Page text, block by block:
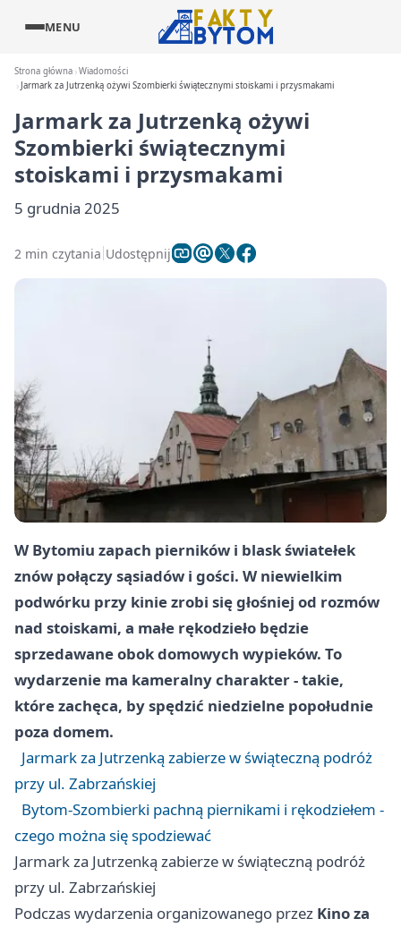
MENU
Strona główna Wiadomości
Jarmark za Jutrzenką ożywi Szombierki świątecznymi stoiskami i przysmakami
Jarmark za Jutrzenką ożywi
Szombierki świątecznymi
stoiskami i przysmakami
5 grudnia 2025
2 min czytania Udostępnij
W Bytomiu zapach pierników i blask światełek
znów połączy sąsiadów i gości. W niewielkim
podwórku przy kinie zrobi się głośniej od rozmów
nad stoiskami, a małe rękodzieło będzie
sprzedawane obok domowych wypieków. To
wydarzenie ma kameralny charakter - takie,
które zachęca, by spędzić niedzielne popołudnie
poza domem.
Jarmark za Jutrzenką zabierze w świąteczną podróż
przy ul. Zabrzańskiej
Bytom-Szombierki pachną piernikami i rękodziełem -
czego można się spodziewać
Jarmark za Jutrzenką zabierze w świąteczną podróż
przy ul. Zabrzańskiej
Podczas wydarzenia organizowanego przez Kino za